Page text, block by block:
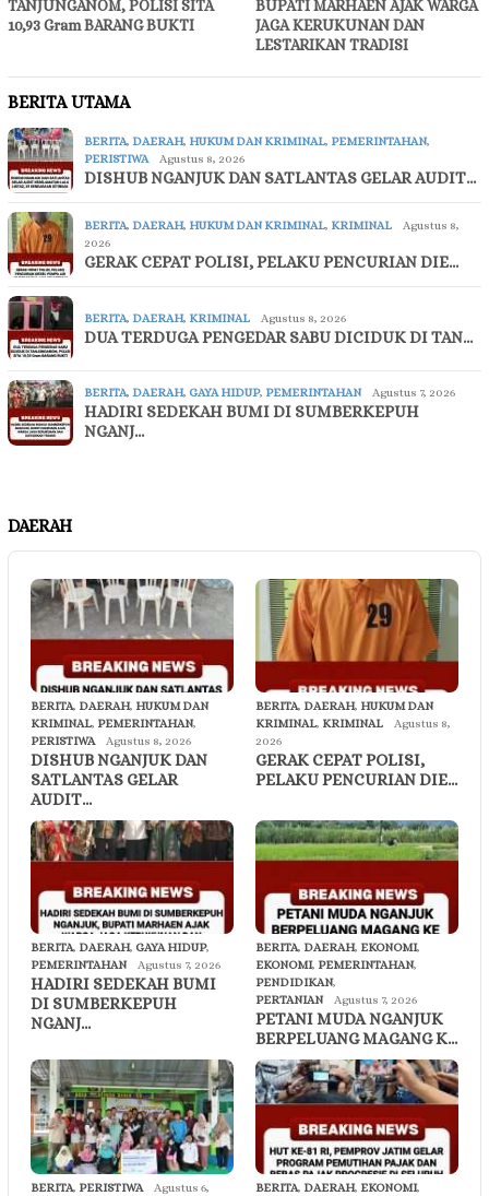
TANJUNGANOM, POLISI SITA
10,93 Gram BARANG BUKTI
BUPATI MARHAEN AJAK WARGA
JAGA KERUKUNAN DAN
LESTARIKAN TRADISI
BERITA UTAMA
BERITA, DAERAH, HUKUM DAN KRIMINAL, PEMERINTAHAN,
PERISTIWA
Agustus 8, 2026
DISHUB NGANJUK DAN SATLANTAS GELAR AUDIT…
BERITA, DAERAH, HUKUM DAN KRIMINAL, KRIMINAL
Agustus 8,
2026
GERAK CEPAT POLISI, PELAKU PENCURIAN DIE…
BERITA, DAERAH, KRIMINAL Agustus 8, 2026
DUA TERDUGA PENGEDAR SABU DICIDUK DI TAN…
BERITA, DAERAH, GAYA HIDUP, PEMERINTAHAN Agustus 7, 2026
HADIRI SEDEKAH BUMI DI SUMBERKEPUH
NGANJ…
DAERAH
BERITA, DAERAH, HUKUM DAN
KRIMINAL, PEMERINTAHAN,
PERISTIWA
Agustus 8, 2026
DISHUB NGANJUK DAN
SATLANTAS GELAR
AUDIT…
BERITA, DAERAH, HUKUM DAN
KRIMINAL, KRIMINAL
Agustus 8,
2026
GERAK CEPAT POLISI,
PELAKU PENCURIAN DIE…
BERITA, DAERAH, GAYA HIDUP,
PEMERINTAHAN
Agustus 7, 2026
HADIRI SEDEKAH BUMI
DI SUMBERKEPUH
NGANJ…
BERITA, DAERAH, EKONOMI,
EKONOMI, PEMERINTAHAN,
PENDIDIKAN,
PERTANIAN
Agustus 7, 2026
PETANI MUDA NGANJUK
BERPELUANG MAGANG K…
BERITA, PERISTIWA
Agustus 6,
BERITA, DAERAH, EKONOMI,